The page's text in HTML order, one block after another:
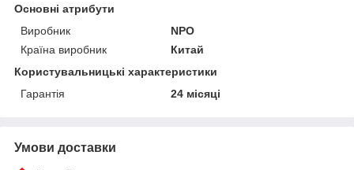
Основні атрибути
Виробник
NPO
Країна виробник
Китай
Користувальницькі характеристики
Гарантія
24 місяці
Умови доставки